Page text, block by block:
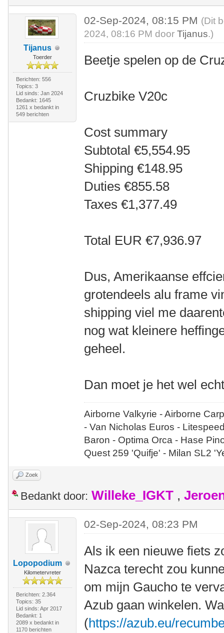
Tijanus
Toerder
Berichten: 556
Topics: 3
Lid sinds: Jan 2024
Bedankt: 1645
1261 x bedankt in
549 berichten
02-Sep-2024, 08:15 PM (Dit
2024, 08:16 PM doorTijanus.)
Beetje spelen op de
Cruzbike V20c
Cost summary
Subtotal €5,554.95
Shipping €148.95
Duties €855.58
Taxes €1,377.49
Total EUR €7,936.97
Dus, Amerikaanse
grotendeels alu frame
shipping viel me
nog wat kleinere
geheel.
Dan moet je het wel
Airborne Valkyrie - Airborne
- Van Nicholas Euros -
Baron - Optima Orca - Hase
Quest 259 'Quifje' - Milan SL2
Zoek
Bedankt door: Willeke_IGKT ,
Lopopodium
Kilometervreter
Berichten: 2.364
Topics: 35
Lid sinds: Apr 2017
Bedankt: 1
2089 x bedankt in
1170 berichten
02-Sep-2024, 08:23 PM
Als ik een nieuwe fiets
Nazca terecht zou
om mijn Gaucho te
Azub gaan winkelen.
(https://azub.eu/